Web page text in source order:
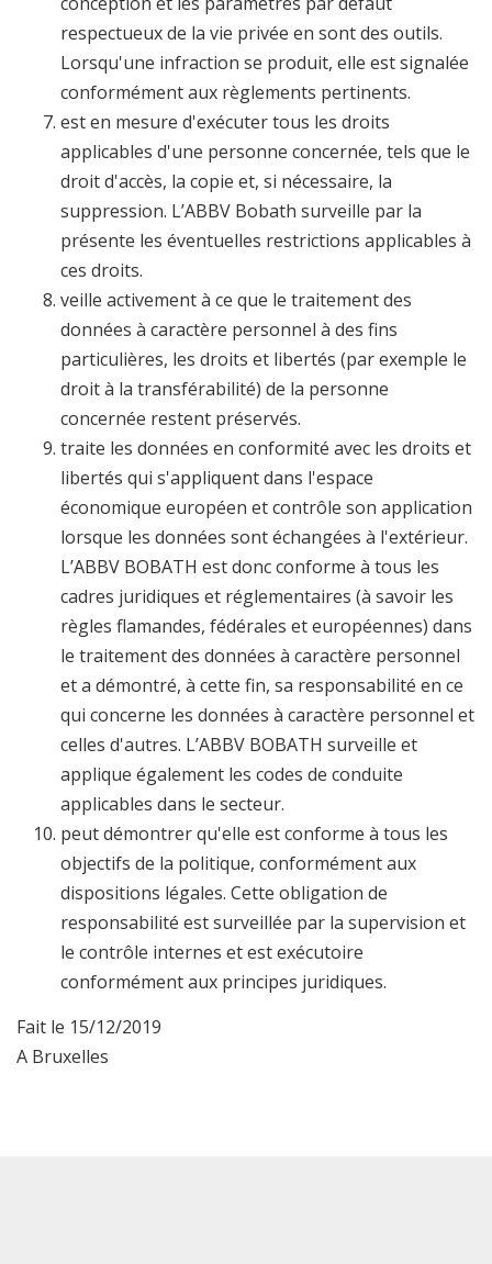
respectueux de la vie privée en sont des outils.
Lorsqu'une infraction se produit, elle est signalée
conformément aux règlements pertinents.
est en mesure d'exécuter tous les droits
applicables d'une personne concernée, tels que le
droit d'accès, la copie et, si nécessaire, la
suppression. L’ABBV Bobath surveille par la
présente les éventuelles restrictions applicables à
ces droits.
veille activement à ce que le traitement des
données à caractère personnel à des fins
particulières, les droits et libertés (par exemple le
droit à la transférabilité) de la personne
concernée restent préservés.
traite les données en conformité avec les droits et
libertés qui s'appliquent dans l'espace
économique européen et contrôle son application
lorsque les données sont échangées à l'extérieur.
L’ABBV BOBATH est donc conforme à tous les
cadres juridiques et réglementaires (à savoir les
règles flamandes, fédérales et européennes) dans
le traitement des données à caractère personnel
et a démontré, à cette fin, sa responsabilité en ce
qui concerne les données à caractère personnel et
celles d'autres. L’ABBV BOBATH surveille et
applique également les codes de conduite
applicables dans le secteur.
peut démontrer qu'elle est conforme à tous les
objectifs de la politique, conformément aux
dispositions légales. Cette obligation de
responsabilité est surveillée par la supervision et
le contrôle internes et est exécutoire
conformément aux principes juridiques.
Fait le 15/12/2019
A Bruxelles